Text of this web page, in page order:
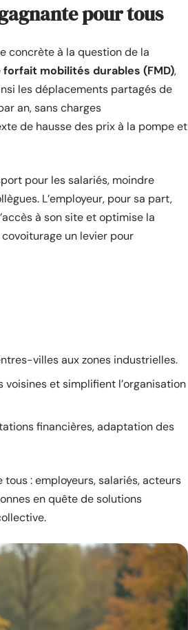
pour tous
concrète à la question de la
forfait mobilités durables (FMD),
les déplacements partagés de
an, sans charges
de hausse des prix à la pompe et
pour les salariés, moindre
L’employeur, pour sa part,
à son site et optimise la
un levier pour
villes aux zones industrielles.
et simplifient l’organisation
financières, adaptation des
: employeurs, salariés, acteurs
en quête de solutions